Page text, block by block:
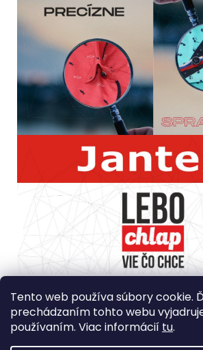
Tento web používa súbory cookie.
prechádzaním tohto webu
používaním. Viac informácií tu.
Spôsob ošetrovania: Prať pri teplote
bieliť prostriedkami, ktoré uvoľňujú
v bubnovej sušičke, žehliť pri
môže sa čistiť chemicky.
Krajina Pôvodu: Turecko